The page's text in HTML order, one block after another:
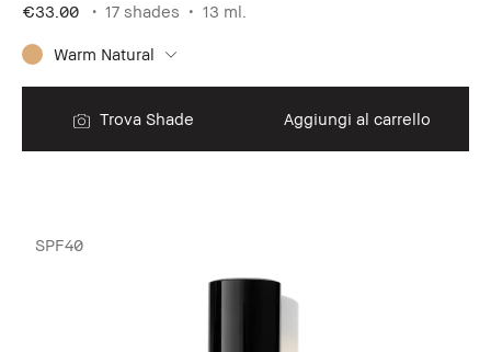
€33.00 17 shades 13 ml.
Warm Natural
Trova Shade Aggiungi al carrello
SPF40